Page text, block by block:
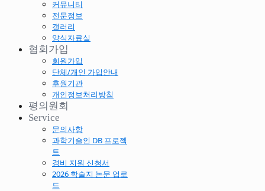
커뮤니티
전문정보
갤러리
양식자료실
협회가입
회원가입
단체/개인 가입안내
후원기관
개인정보처리방침
평의원회
Service
문의사항
과학기술인 DB 프로젝
트
경비 지원 신청서
2026 학술지 논문 업로
드